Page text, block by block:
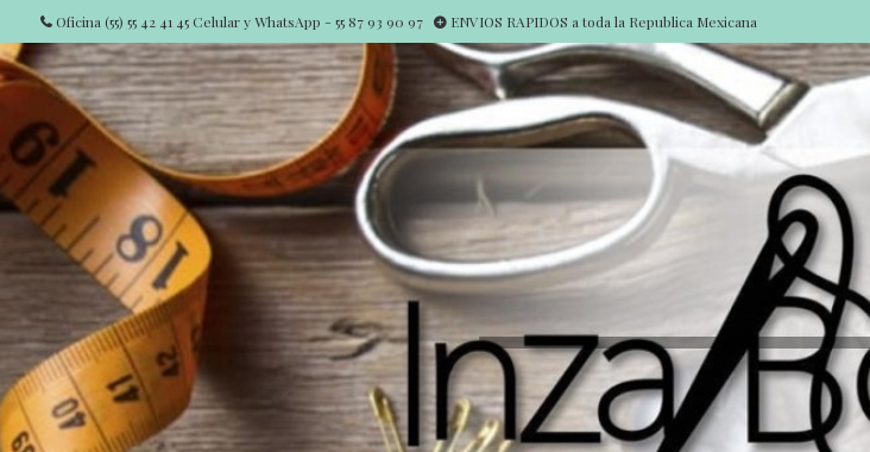
Oficina (55) 55 42 41 45 Celular y WhatsApp - 55 87 93 90 97 ENVIOS RAPIDOS a toda la Republica Mexicana